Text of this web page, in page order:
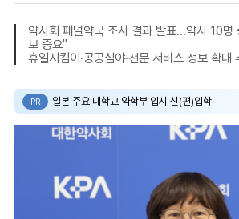
약사회 패널약국 조사 결과 발표…약사 10명
보 중요"
휴일지킴이·공공심야·전문 서비스 정보 확
PR 일본 주요 대학교 약학부 입시 신(편)입학